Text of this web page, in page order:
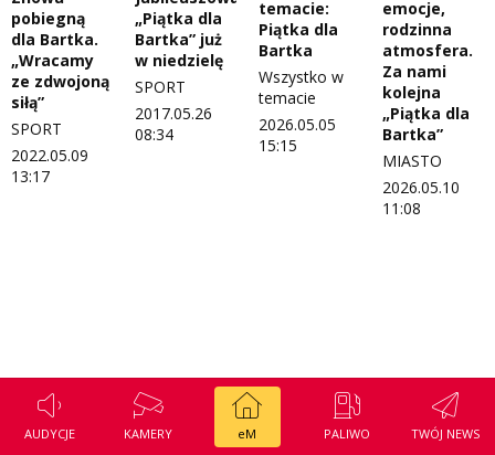
Weekend z blondynką
W starych Kielcach
Wszystko w temacie
Polityka prywatności
ZNAJDZIESZ NAS TAKŻE NA
AUDYCJE KAMERY eM PALIWO TWÓJ NEWS
pobiegną
dla Bartka.
„Wracamy
ze zdwojoną
siłą”
SPORT
2022.05.09
13:17
„Piątka dla
Bartka” już
w niedzielę
SPORT
2017.05.26
08:34
temacie:
Piątka dla
Bartka
Wszystko w
temacie
2026.05.05
15:15
emocje,
rodzinna
atmosfera.
Za nami
kolejna
„Piątka dla
Bartka”
MIASTO
2026.05.10
11:08